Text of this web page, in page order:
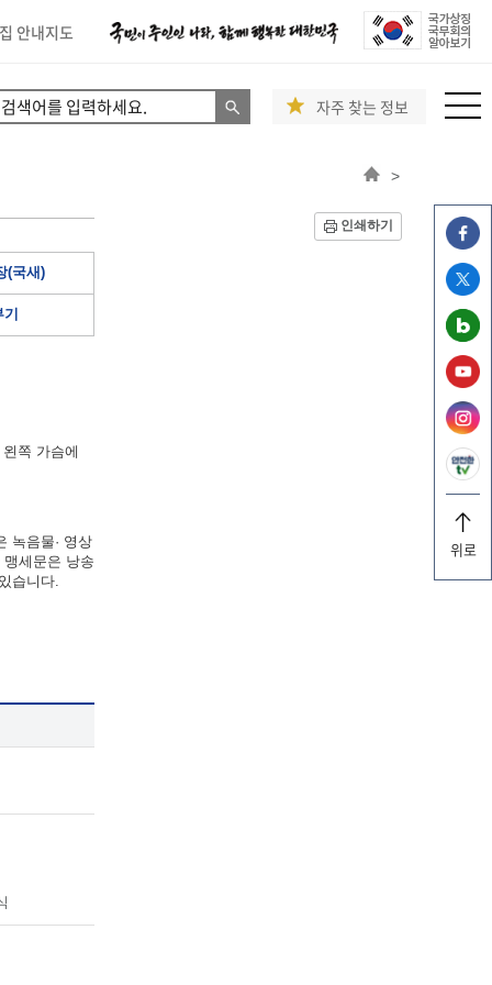
안내지도
위로
자주 찾는 정보
>
인쇄하기
(국새)
쪽 가슴에
녹음물· 영상
세문은 낭송
습니다.